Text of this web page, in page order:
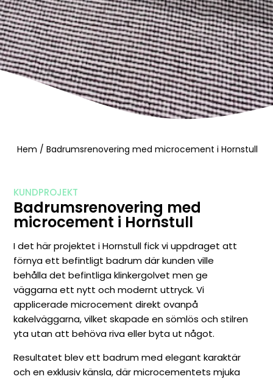
Hem / Badrumsrenovering med microcement i Hornstull
KUNDPROJEKT
Badrumsrenovering med
microcement i Hornstull
I det här projektet i Hornstull fick vi uppdraget att
förnya ett befintligt badrum där kunden ville
behålla det befintliga klinkergolvet men ge
väggarna ett nytt och modernt uttryck. Vi
applicerade microcement direkt ovanpå
kakelväggarna, vilket skapade en sömlös och stilren
yta utan att behöva riva eller byta ut något.
Resultatet blev ett badrum med elegant karaktär
och en exklusiv känsla, där microcementets mjuka